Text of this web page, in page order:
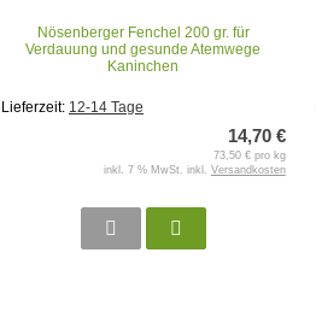
Nösenberger Fenchel 200 gr. für
Verdauung und gesunde Atemwege
Kaninchen
Lieferzeit: 12-14 Tage
14,70 €
73,50 € pro kg
inkl. 7 % MwSt. inkl. Versandkosten